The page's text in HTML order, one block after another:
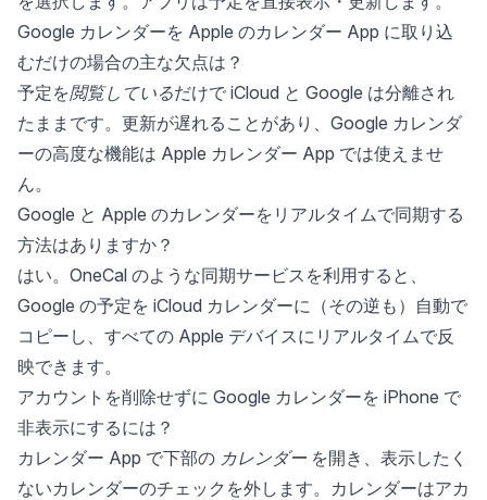
Google カレンダーを Apple のカレンダー App に取り込
むだけの場合の主な欠点は？
予定を閲覧しているだけで iCloud と Google は分離され
たままです。更新が遅れることがあり、Google カレンダ
ーの高度な機能は Apple カレンダー App では使えませ
ん。
Google と Apple のカレンダーをリアルタイムで同期する
方法はありますか？
はい。OneCal のような同期サービスを利用すると、
Google の予定を iCloud カレンダーに（その逆も）自動で
コピーし、すべての Apple デバイスにリアルタイムで反
映できます。
アカウントを削除せずに Google カレンダーを iPhone で
非表示にするには？
カレンダー App で下部の カレンダーを開き、表示したく
ないカレンダーのチェックを外します。カレンダーはアカ